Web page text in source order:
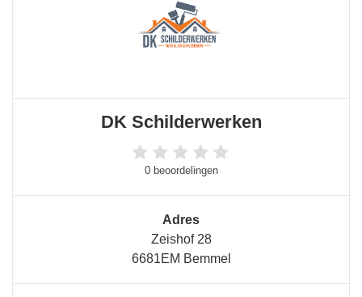
DK Schilderwerken
0 beoordelingen
Adres
Zeishof 28
6681EM Bemmel